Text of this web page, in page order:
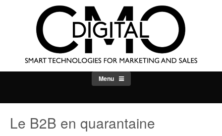
Menu
Le B2B en quarantaine